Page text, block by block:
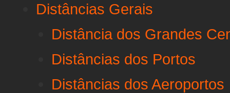
Distâncias Gerais
Distância dos Grandes
Distâncias dos Portos
Distâncias dos Aeroportos